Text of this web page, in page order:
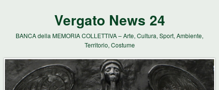
Vergato News 24
BANCA della MEMORIA COLLETTIVA – Arte, Cultura, Sport, Ambiente,
Territorio, Costume